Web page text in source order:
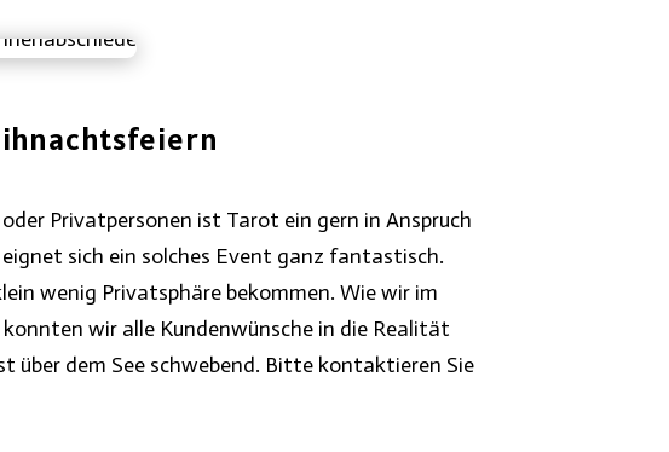
Privatpersonen ist Tarot ein gern in Anspruch
sich ein solches Event ganz fantastisch.
wenig Privatsphäre bekommen. Wie wir im
wir alle Kundenwünsche in die Realität
über dem See schwebend. Bitte kontaktieren Sie